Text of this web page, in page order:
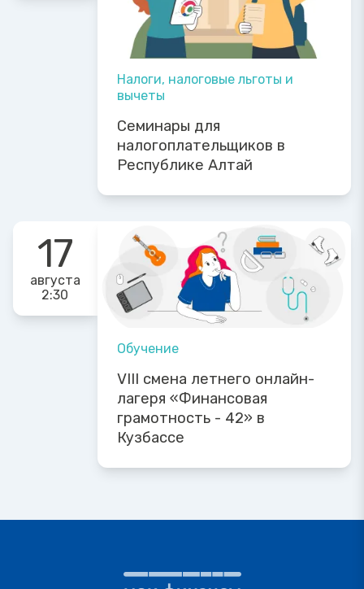
Налоги, налоговые льготы и
вычеты
Семинары для
налогоплательщиков в
Республике Алтай
17
августа
2:30
Обучение
VIII смена летнего онлайн-
лагеря «Финансовая
грамотность - 42» в
Кузбассе